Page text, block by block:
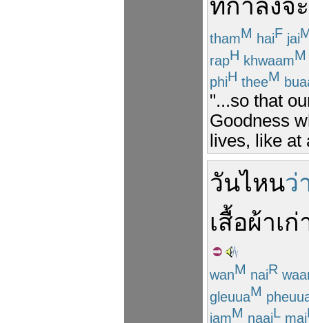
ที่กำลังจะ
thamM haiF jai
rapH khwaamM
phiH theeM
"...so that
Goodness
lives, like at
วันไหนว่
เสื้อผ้าเก่
wanM naiR
gleuuaM
jamM naaiL mai